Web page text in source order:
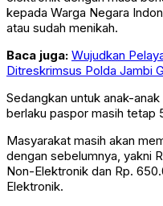
kepada Warga Negara
atau sudah menikah.
Baca juga: Wujudkan
Ditreskrimsus Polda Jambi
Sedangkan untuk anak-
berlaku paspor masih tetap
Masyarakat masih akan
dengan sebelumnya, yakni
Non-Elektronik dan Rp.
Elektronik.